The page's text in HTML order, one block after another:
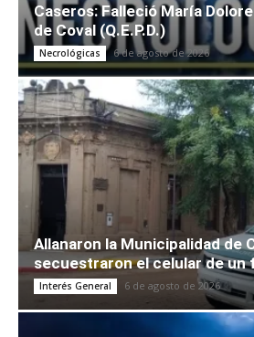
Caseros: Falleció María
de Coval (Q.E.P.D.)
Necrológicas 6 de agosto de 2026
Allanaron la Municipalidad de
secuestraron el celular de un
Interés General 6 de agosto de 2026